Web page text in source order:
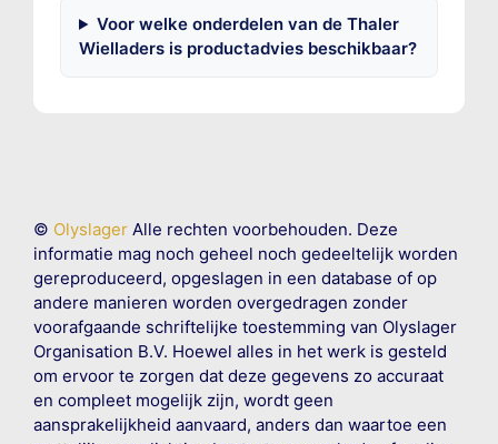
Voor welke onderdelen van de Thaler
Wielladers is productadvies beschikbaar?
© OlyslagerAlle rechten voorbehouden. Deze
informatie mag noch geheel noch gedeeltelijk worden
gereproduceerd, opgeslagen in een database of op
andere manieren worden overgedragen zonder
voorafgaande schriftelijke toestemming van Olyslager
Organisation B.V. Hoewel alles in het werk is gesteld
om ervoor te zorgen dat deze gegevens zo accuraat
en compleet mogelijk zijn, wordt geen
aansprakelijkheid aanvaard, anders dan waartoe een